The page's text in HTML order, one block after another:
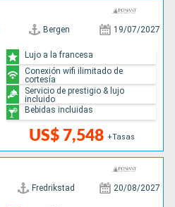
Bergen 19/07/2027
US$ 7,548 +Tasas
Lujo a la francesa
Conexión wifi ilimitado de
cortesía
Servicio de prestigio & lujo
incluido
Bebidas incluidas
Fredrikstad 20/08/2027